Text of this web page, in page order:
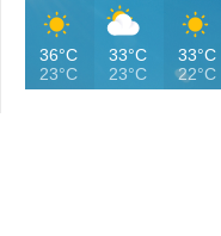
36°C
23°C
33°C
23°C
33°C
22°C